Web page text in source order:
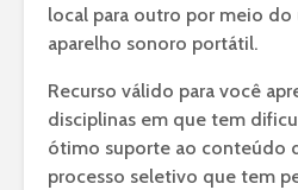
local para outro por meio
aparelho sonoro portátil.
Recurso válido para você
disciplinas em que tem
ótimo suporte ao conteúdo
processo seletivo que tem